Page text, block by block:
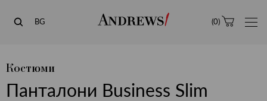
Andrews
BG (0)
Костюми
Панталони Business Slim